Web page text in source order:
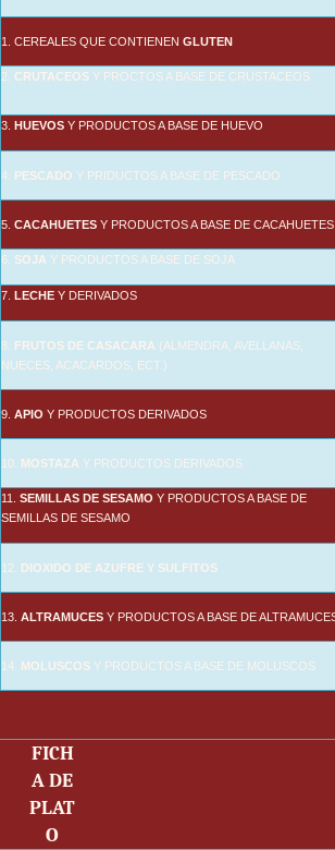
1. CEREALES QUE CONTIENEN GLUTEN
2. CRUTACEOS Y PROCTOS A BASE DE CRUSTACEOS
3. HUEVOS Y PRODUCTOS A BASE DE HUEVO
4. PESCADO Y PRIDUCTOS A BASE DE PESCADO
5. CACAHUETES Y PRODUCTOS A BASE DE CACAHUETES
6. SOJA Y PRODUCTOS A BASE DE SOJA
7. LECHE Y DERIVADOS
8. FRUTOS DE CASACARA (ALMENDRA, AVELLANAS,
NUECES, ACACARDOS, ECT.)
9. APIO Y PRODUCTOS DERIVADOS
10. MOSTAZA Y PRODUCTOS DERIVADOS
11. SEMILLAS DE SESAMO Y PRODUCTOS A BASE DE
SEMILLAS DE SESAMO
12. DIOXIDO DE AZUFRE Y SULFITOS
13. ALTRAMUCES Y PRODUCTOS A BASE DE
14. MOLUSCOS Y PRODUCTOS A BASE DE MOLUSCOS
FICH
A DE
PLAT
O